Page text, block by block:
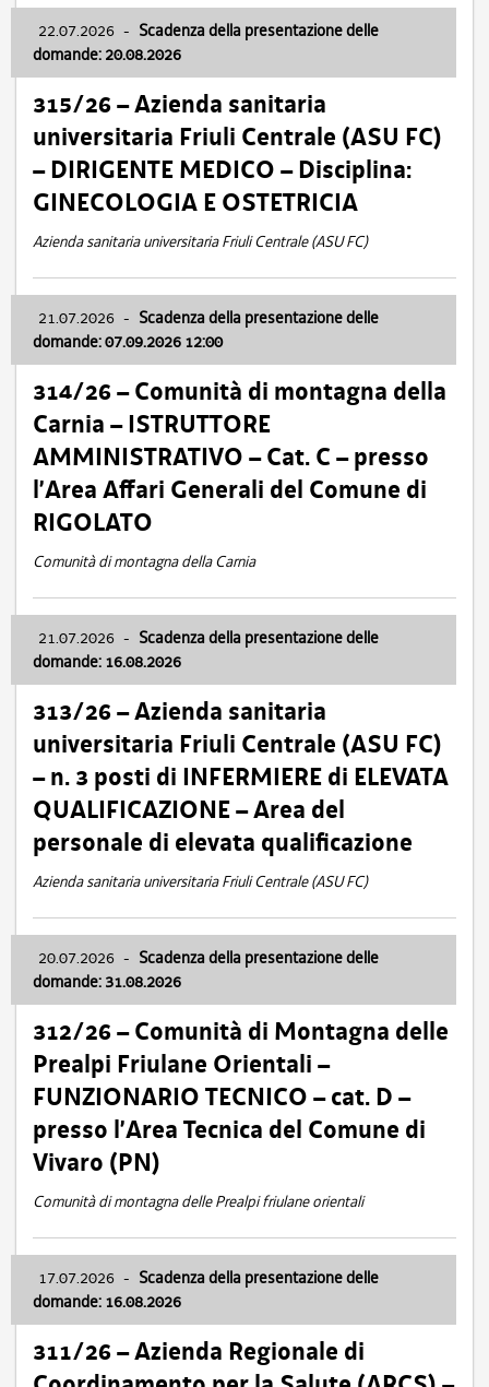
22.07.2026 - Scadenza della presentazione delle
domande: 20.08.2026
315/26 – Azienda sanitaria
universitaria Friuli Centrale (ASU FC)
– DIRIGENTE MEDICO – Disciplina:
GINECOLOGIA E OSTETRICIA
Azienda sanitaria universitaria Friuli Centrale (ASU FC)
21.07.2026 - Scadenza della presentazione delle
domande: 07.09.2026 12:00
314/26 – Comunità di montagna della
Carnia – ISTRUTTORE
AMMINISTRATIVO – Cat. C – presso
l’Area Affari Generali del Comune di
RIGOLATO
Comunità di montagna della Carnia
21.07.2026 - Scadenza della presentazione delle
domande: 16.08.2026
313/26 – Azienda sanitaria
universitaria Friuli Centrale (ASU FC)
– n. 3 posti di INFERMIERE di ELEVATA
QUALIFICAZIONE – Area del
personale di elevata qualificazione
Azienda sanitaria universitaria Friuli Centrale (ASU FC)
20.07.2026 - Scadenza della presentazione delle
domande: 31.08.2026
312/26 – Comunità di Montagna delle
Prealpi Friulane Orientali –
FUNZIONARIO TECNICO – cat. D –
presso l’Area Tecnica del Comune di
Vivaro (PN)
Comunità di montagna delle Prealpi friulane orientali
17.07.2026 - Scadenza della presentazione delle
domande: 16.08.2026
311/26 – Azienda Regionale di